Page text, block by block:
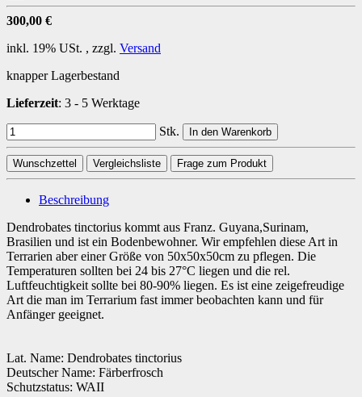
300,00 €
inkl. 19% USt. , zzgl. Versand
knapper Lagerbestand
Lieferzeit: 3 - 5 Werktage
Stk. In den Warenkorb
Wunschzettel Vergleichsliste Frage zum Produkt
Beschreibung
Dendrobates tinctorius kommt aus Franz. Guyana,Surinam,
Brasilien und ist ein Bodenbewohner. Wir empfehlen diese Art in
Terrarien aber einer Größe von 50x50x50cm zu pflegen. Die
Temperaturen sollten bei 24 bis 27°C liegen und die rel.
Luftfeuchtigkeit sollte bei 80-90% liegen. Es ist eine zeigefreudige
Art die man im Terrarium fast immer beobachten kann und für
Anfänger geeignet.
Lat. Name: Dendrobates tinctorius
Deutscher Name: Färberfrosch
Schutzstatus: WAII